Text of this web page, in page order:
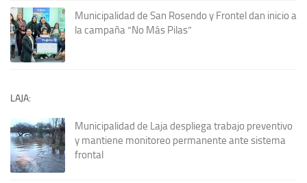
Municipalidad de San Rosendo y Frontel dan inicio a
la campaña “No Más Pilas”
LAJA:
Municipalidad de Laja despliega trabajo preventivo
y mantiene monitoreo permanente ante sistema
frontal